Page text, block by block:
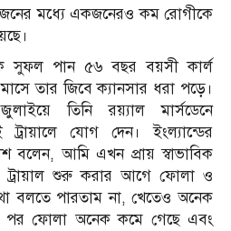
জনের মধ্যে একজনেরও কম রোগীকে
সুফল পান ৫৬ বছর বয়সী কার্ল
তার জিবে ক্যানসার ধরা পড়ে।
তিনি রয়্যাল মার্সডেনে
ট্রায়ালে যোগ দেন। ইংল্যান্ডের
বলেন, আমি এখন প্রায় স্বাভাবিক
ট্রায়াল শুরু করার আগে ফোলা ও
বলতে পারতাম না, খেতেও অনেক
পর ফোলা অনেক কমে গেছে এবং